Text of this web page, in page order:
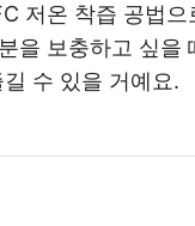
저온 착즙 공법
을 보충하고 싶을
수 있을 거예요.